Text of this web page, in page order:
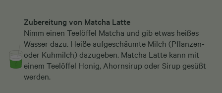
Zubereitung von Matcha Latte
Nimm einen Teelöffel Matcha und gib etwas heißes
Wasser dazu. Heiße aufgeschäumte Milch (Pflanzen-
oder Kuhmilch) dazugeben. Matcha Latte kann mit
einem Teelöffel Honig, Ahornsirup oder Sirup gesüßt
werden.